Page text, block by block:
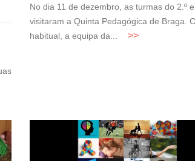
No dia 11 de dezembro, as turmas do 2.º
visitaram a Quinta Pedagógica de Braga.
habitual, a equipa da...